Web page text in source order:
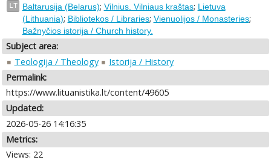
LT Baltarusija (Belarus); Vilnius. Vilniaus kraštas; Lietuva
(Lithuania); Bibliotekos / Libraries; Vienuolijos / Monasteries;
Bažnyčios istorija / Church history.
Subject area:
Teologija / Theology
Istorija / History
Permalink:
https://www.lituanistika.lt/content/49605
Updated:
2026-05-26 14:16:35
Metrics:
Views: 22